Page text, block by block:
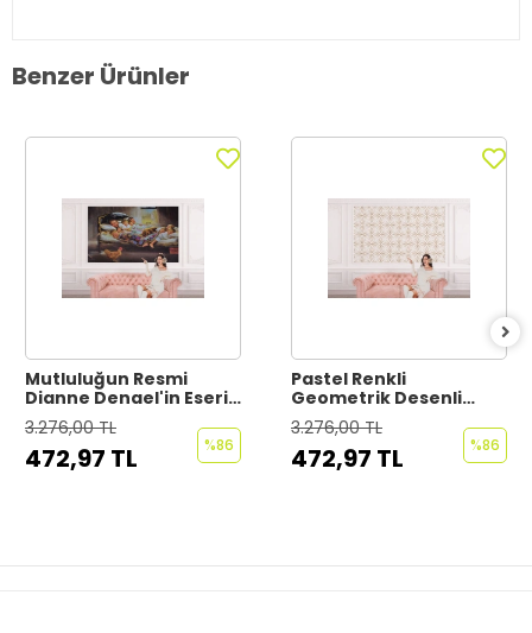
Benzer Ürünler
Mutluluğun Resmi
Dianne Dengel'in Eseri
Duvar Kağıdı - Posteri-
6661
3.276,00 TL
472,97 TL %86
Pastel Renkli
Geometrik Desenli
Duvar Kağıdı-5792
3.276,00 TL
472,97 TL %86